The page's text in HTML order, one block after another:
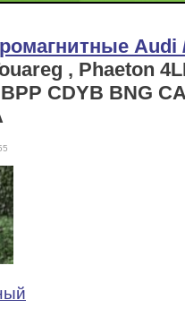
Audi
, Phaeton
CDYB BNG